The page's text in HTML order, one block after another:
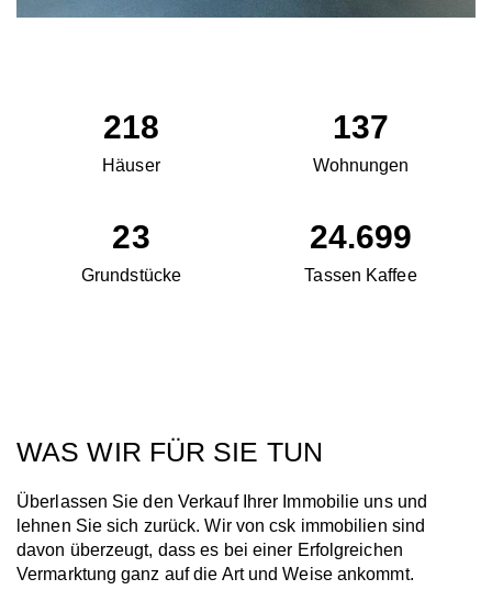
Häuser
218
Wohnungen
137
Grundstücke
23
Tassen Kaffee
24.699
WAS WIR FÜR SIE TUN
Überlassen Sie den Verkauf Ihrer Immobilie uns und
lehnen Sie sich zurück. Wir von csk immobilien sind
davon überzeugt, dass es bei einer Erfolgreichen
Vermarktung ganz auf die Art und Weise ankommt.